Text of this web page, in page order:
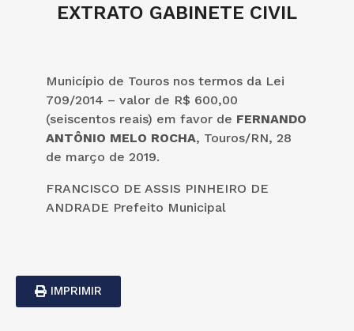
EXTRATO GABINETE CIVIL
Município de Touros nos termos da Lei
709/2014 – valor de R$ 600,00
(seiscentos reais) em favor de FERNANDO
ANTÔNIO MELO ROCHA, Touros/RN, 28
de março de 2019.
FRANCISCO DE ASSIS PINHEIRO DE
ANDRADE Prefeito Municipal
IMPRIMIR